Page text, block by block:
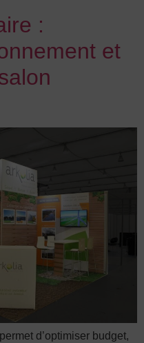
:
et
d’optimiser budget,